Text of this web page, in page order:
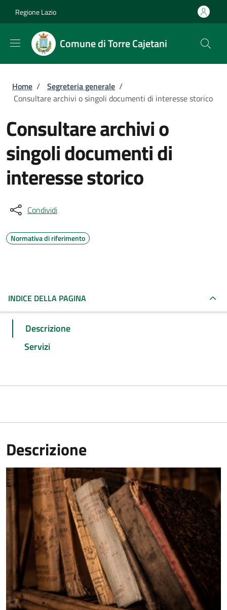
Regione Lazio
Comune di Torre Cajetani
Briciole di pane
Home / Segreteria generale /
Consultare archivi o singoli documenti di interesse storico
Consultare archivi o
singoli documenti di
interesse storico
Condividi
Normativa di riferimento
INDICE DELLA PAGINA
Descrizione
Servizi
Descrizione